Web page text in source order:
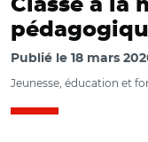
Classe à la
Publié le 18 mars
Jeunesse, éducation et